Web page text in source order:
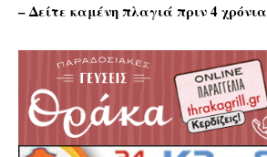
– Δείτε καμένη πλαγιά πριν 4 χρόνια